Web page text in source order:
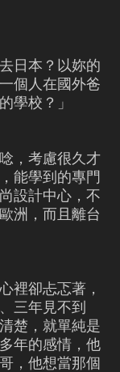
日本？以妳的
個人在國外爸
學校？」
，考慮很久才
能學到的專門
設計中心，不
洲，而且離台
裡卻忐忑著，
三年見不到
楚，就單純是
年的感情，他
，他想當那個